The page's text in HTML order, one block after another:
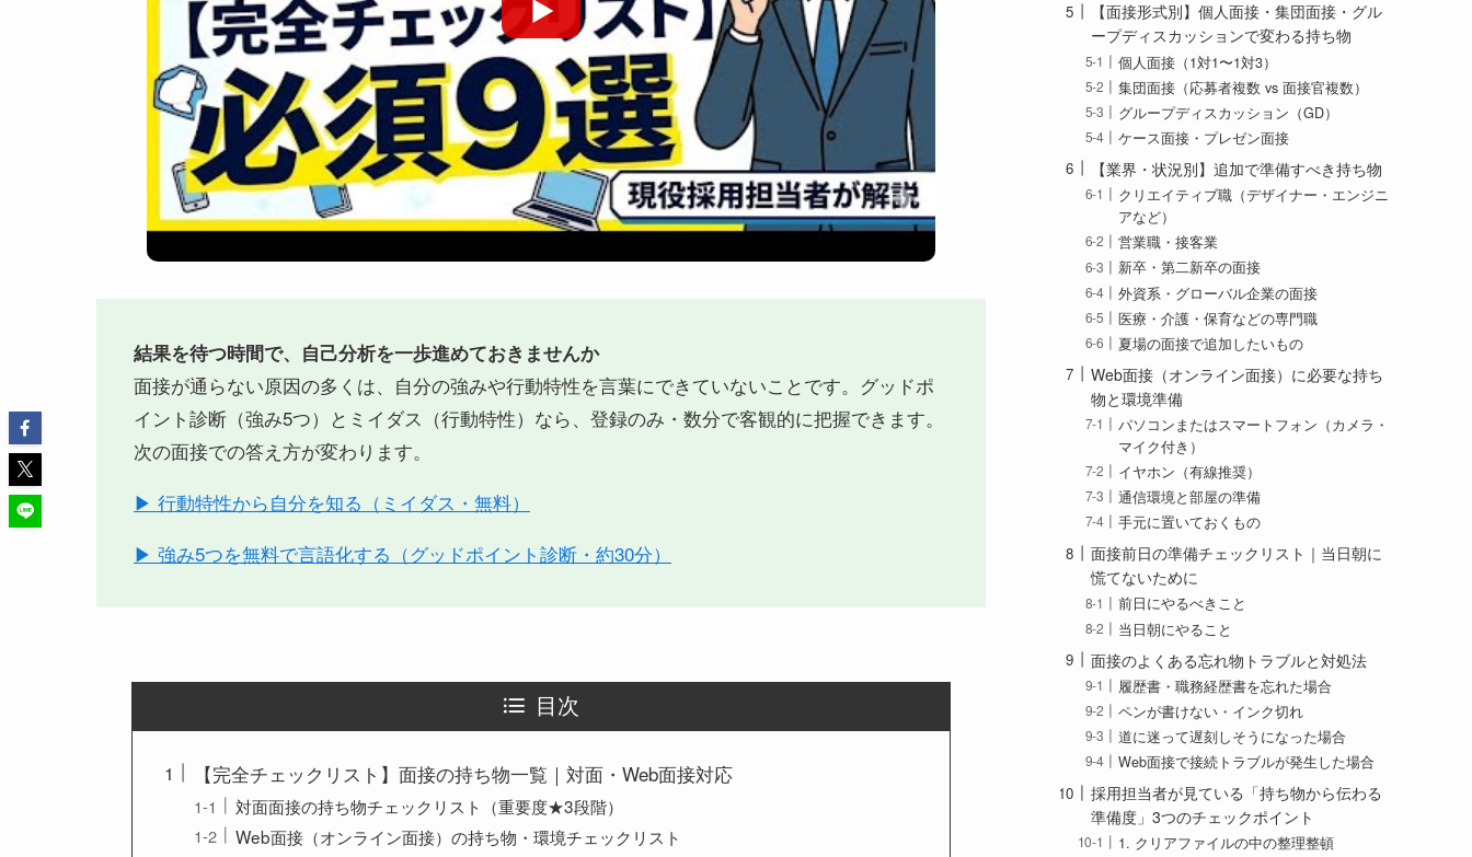
結果を待つ時間で、自己分析を一歩進めておきませんか
面接が通らない原因の多くは、自分の強みや行動特性を言葉にできていないことです。グッドポ
イント診断（強み5つ）とミイダス（行動特性）なら、登録のみ・数分で客観的に把握できます。
次の面接での答え方が変わります。
▶ 行動特性から自分を知る（ミイダス・無料）
▶ 強み5つを無料で言語化する（グッドポイント診断・約30分）
目次
【完全チェックリスト】面接の持ち物一覧｜対面・Web面接対応
対面面接の持ち物チェックリスト（重要度★3段階）
Web面接（オンライン面接）の持ち物・環境チェックリスト
【面接形式別】個人面接・集団面接・グル
ープディスカッションで変わる持ち物
個人面接（1対1〜1対3）
集団面接（応募者複数 vs 面接官複数）
グループディスカッション（GD）
ケース面接・プレゼン面接
【業界・状況別】追加で準備すべき持ち物
クリエイティブ職（デザイナー・エンジニ
アなど）
営業職・接客業
新卒・第二新卒の面接
外資系・グローバル企業の面接
医療・介護・保育などの専門職
夏場の面接で追加したいもの
Web面接（オンライン面接）に必要な持ち
物と環境準備
パソコンまたはスマートフォン（カメラ・
マイク付き）
イヤホン（有線推奨）
通信環境と部屋の準備
手元に置いておくもの
面接前日の準備チェックリスト｜当日朝に
慌てないために
前日にやるべきこと
当日朝にやること
面接のよくある忘れ物トラブルと対処法
履歴書・職務経歴書を忘れた場合
ペンが書けない・インク切れ
道に迷って遅刻しそうになった場合
Web面接で接続トラブルが発生した場合
採用担当者が見ている「持ち物から伝わる
準備度」3つのチェックポイント
1. クリアファイルの中の整理整頓